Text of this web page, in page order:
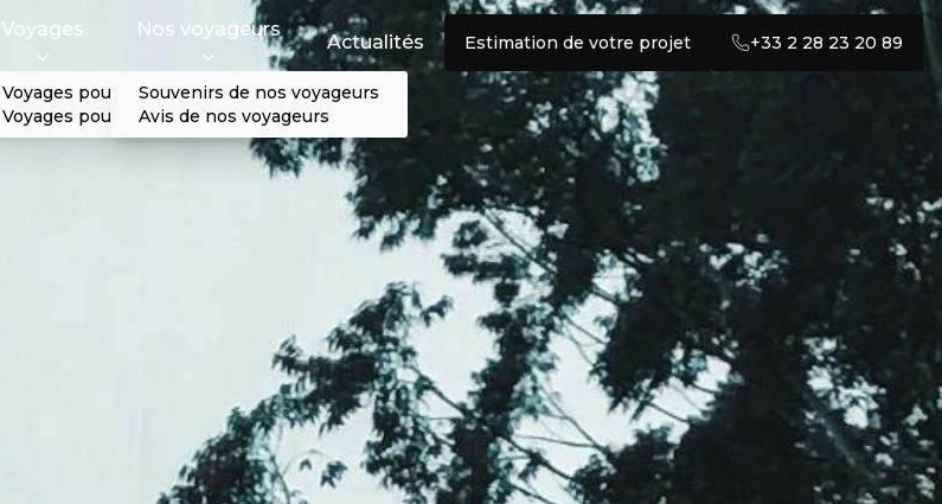
Voyages
Voyages pour particulier
Voyages pour professionnel
Nos voyageurs
Souvenirs de nos voyageurs
Avis de nos voyageurs
Actualités Estimation de votre projet +33 2 28 23 20 89